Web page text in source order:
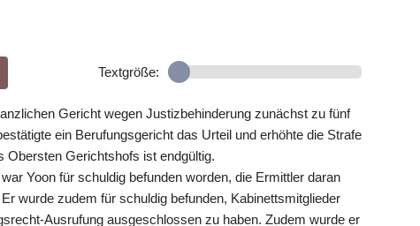
Textgröße:
Gericht wegen Justizbehinderung zunächst zu fünf
ein Berufungsgericht das Urteil und erhöhte die Strafe
Obersten Gerichtshofs ist endgültig.
Yoon für schuldig befunden worden, die Ermittler daran
wurde zudem für schuldig befunden, Kabinettsmitglieder
Ausrufung ausgeschlossen zu haben. Zudem wurde er